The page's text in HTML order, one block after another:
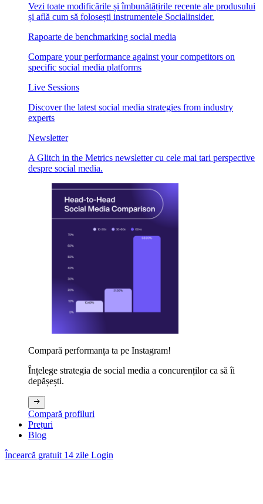
Vezi toate modificările și îmbunătățirile recente ale produsului
și află cum să folosești instrumentele Socialinsider.
Rapoarte de benchmarking social media
Compare your performance against your competitors on
specific social media platforms
Live Sessions
Discover the latest social media strategies from industry
experts
Newsletter
A Glitch in the Metrics newsletter cu cele mai tari perspective
despre social media.
Compară performanța ta pe Instagram!
Înțelege strategia de social media a concurenților ca să îi
depășești.
Compară profiluri
Prețuri
Blog
Încearcă gratuit 14 zile Login